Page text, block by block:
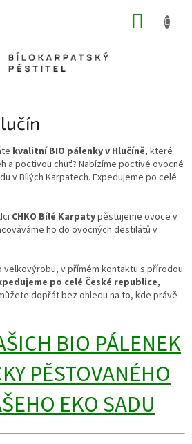
kvalitní BIO pálenky v Hlučíně, které
a poctivou chuť? Nabízíme poctivé ovocné
v Bílých Karpatech. Expedujeme po celé
CHKO Bílé Karpatypěstujeme ovoce v
ho do ovocných destilátů v
velkovýrobu, v přímém kontaktu s přírodou.
po celé České republice,
dopřát bez ohledu na to, kde právě
BIO PÁLENEK
PĚSTOVANÉHO
EKO SADU